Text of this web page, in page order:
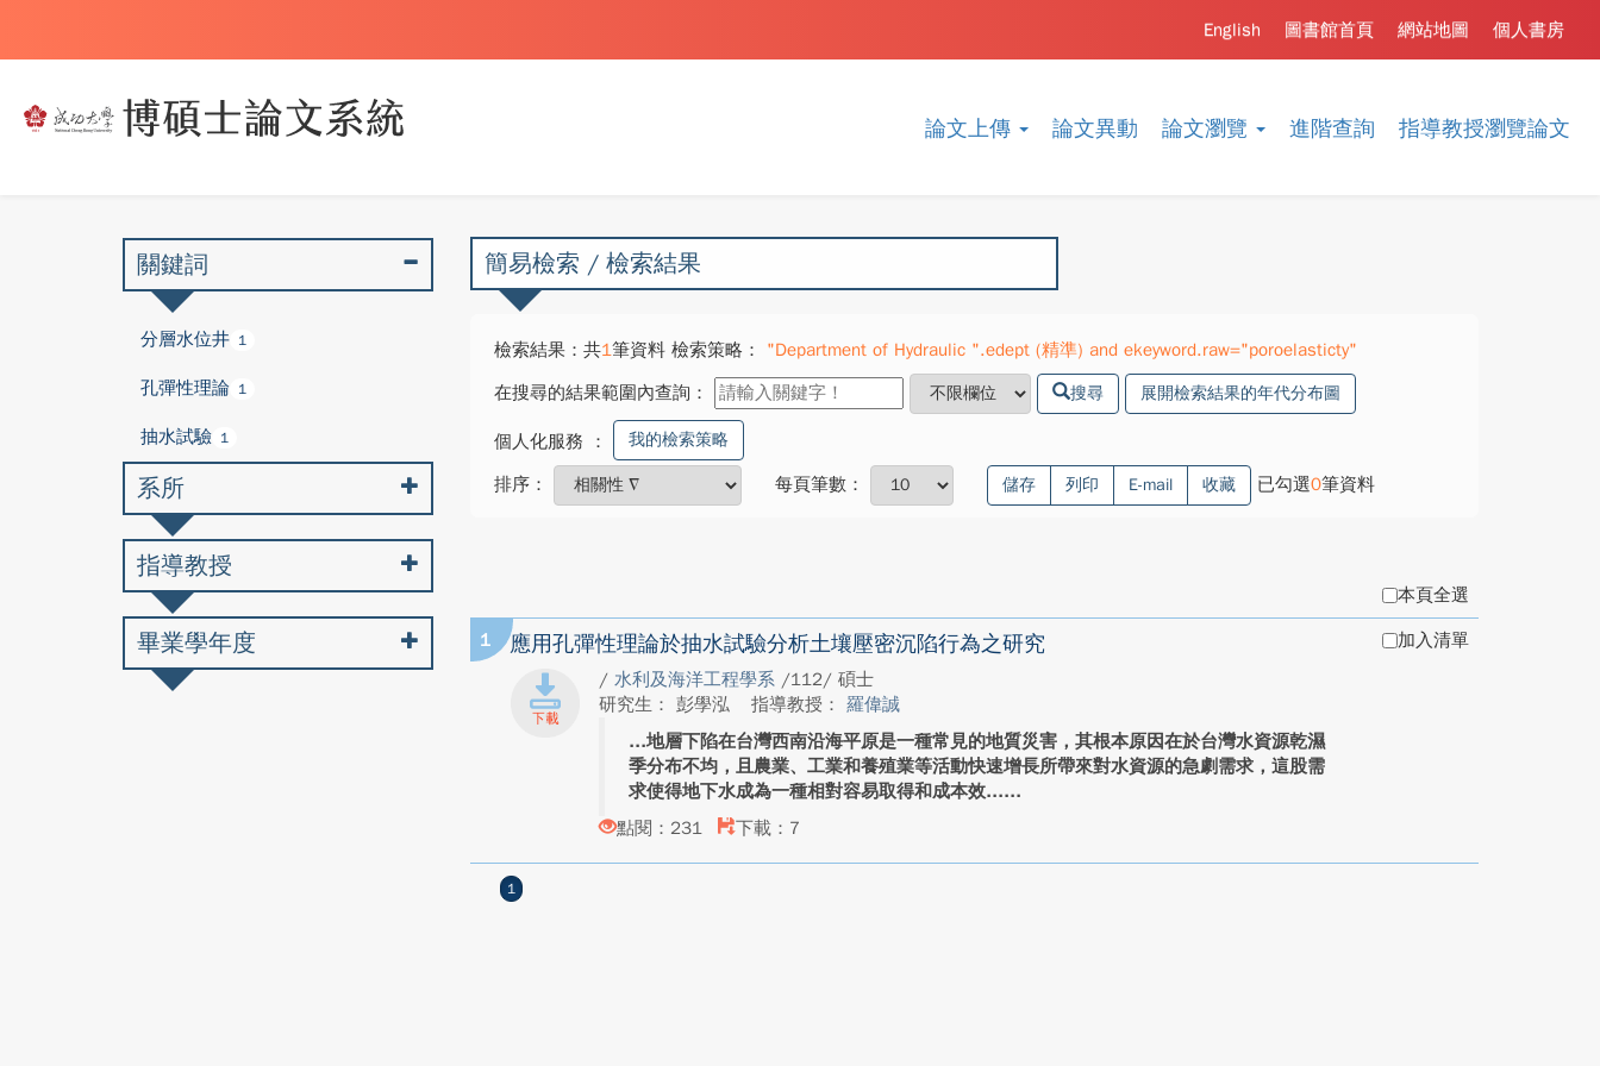
論文上傳 論文異動 論文瀏覽 進階查詢 指導教授瀏覽論文
個人書房
網站地圖
圖書館首頁
English
簡易檢索 / 檢索結果
檢索結果：共1筆資料 檢索策略：
"Department of Hydraulic ".edept (精準) and ekeyword.raw="poroelasticty"
在搜尋的結果範圍內查詢：
搜尋 展開檢索結果的年代分布圖
個人化服務 ： 我的檢索策略
排序： 每頁筆數： 儲存 列印 E-mail 收藏 已勾選0筆資料
本頁全選
1 應用孔彈性理論於抽水試驗分析土壤壓密沉陷行為之研究
/ 水利及海洋工程學系 /112/ 碩士
研究生： 彭學泓
指導教授： 羅偉誠
地層下陷在台灣西南沿海平原是一種常見的地質災害，其根本原因在於台灣水資源乾濕
季分布不均，且農業、工業和養殖業等活動快速增長所帶來對水資源的急劇需求，這股需
求使得地下水成為一種相對容易取得和成本效...
點閱：231
下載：7
加入清單
1
關鍵詞
分層水位井 1
孔彈性理論 1
抽水試驗 1
系所
指導教授
畢業學年度